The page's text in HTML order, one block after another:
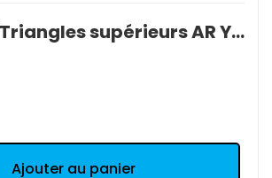
ZE-007AR/Triangles supérieurs AR YOKOMO GT4 (x2) NEUF.
Ajouter au panier